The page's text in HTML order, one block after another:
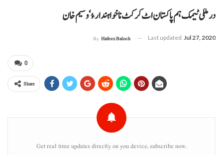
در ملکی ٹیمک ہم پاکستان اٹ کرکٹ نا خواہندار ءُ‘وسیم خان
By Hafeez Baloch Last updated Jul 27, 2020
0
Share
Get real time updates directly on you device, subscribe now.